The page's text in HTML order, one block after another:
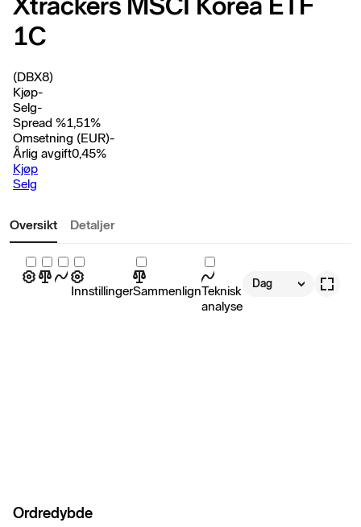
1C
(DBX8)
Kjøp-
Selg-
Spread %1,51%
Omsetning (EUR)-
Årlig avgift0,45%
Kjøp
Selg
Oversikt Detaljer
InnstillingerSammenlignTeknisk
analyse
Dag
Ordredybde